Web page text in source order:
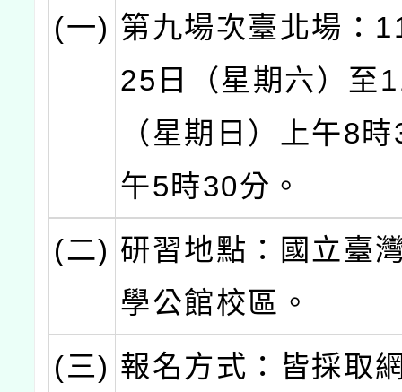
(一) 第九場次臺北場：
25日（星期六）至
（星期日）上午8
午5時30分。
(二) 研習地點：國立臺
學公館校區。
(三) 報名方式：皆採取